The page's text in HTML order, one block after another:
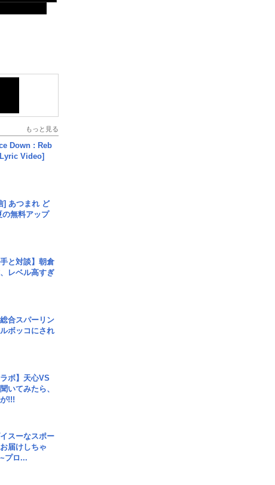
もっと見る
Down : Reb
Video]
] あつまれ ど
の無料アップ
手と対談】朝倉
レベル高すぎ
合スパーリン
ボッコにされ
ボ】天心VS
いてみたら、
!!!
スーなスポー
届けしちゃ
プロ...